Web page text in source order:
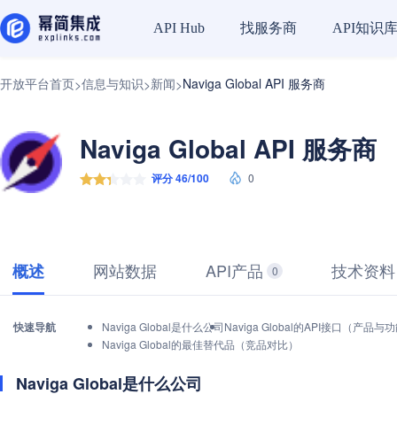
API Hub 找服务商 API知识库
开放平台首页>信息与知识>新闻>Naviga Global API 服务商
Naviga Global API 服务商
评分 46/100 0
概述 网站数据 API产品 0 技术资料
快速导航 Naviga Global是什么公司Naviga Global的API接口（产品与
Naviga Global的最佳替代品（竞品对比）
Naviga Global是什么公司